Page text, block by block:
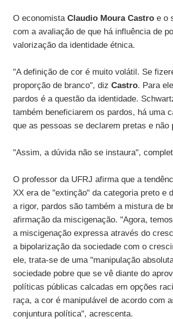
O economista Claudio Moura Castroe o
com a avaliação de que há influência de
valorização da identidade étnica.
"A definição de cor é muito volátil. Se
proporção de branco", diz Castro. Para
pardos é a questão da identidade.
também beneficiarem os pardos, há uma
que as pessoas se declarem pretas e não
"Assim, a dúvida não se instaura",
O professor da UFRJ afirma que a
XX era de "extinção" da categoria preto e
a rigor, pardos são também a mistura de
afirmação da miscigenação. "Agora,
a miscigenação expressa através do
a bipolarização da sociedade com o
ele, trata-se de uma "manipulação
sociedade pobre que se vê diante do
políticas públicas calcadas em opções
raça, a cor é manipulável de acordo com
conjuntura política", acrescenta.